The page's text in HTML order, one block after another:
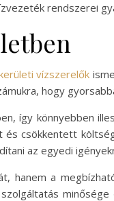
rendszerei
vízszerelők
hogy
így könnyebben
és csökkentett
az egyedi
hanem a